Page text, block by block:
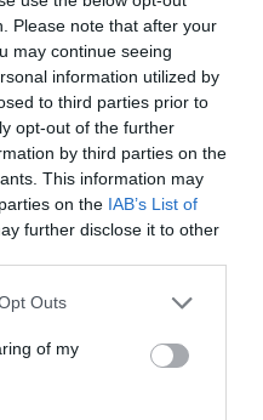
Please note that after your
may continue seeing
information utilized by
to third parties prior to
opt-out of the further
by third parties on the
This information may
on the IAB’s List of
further disclose it to other
Outs
of my
està bé o porta un
això no passa
espècie de quadre
en temps real
van monitoritzant
poden tenir alguna
alarmes.
entren en